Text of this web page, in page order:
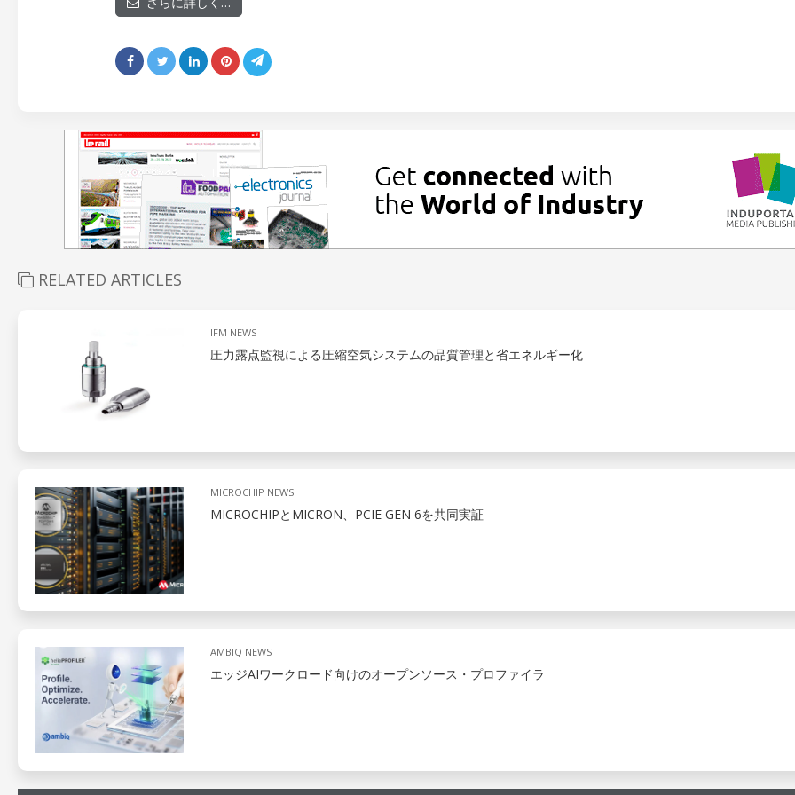
RELATED ARTICLES
IFM NEWS
圧力露点監視による圧縮空気システムの品質管理と省エネルギー化
MICROCHIP NEWS
MICROCHIPとMICRON、PCIE GEN 6を共同実証
AMBIQ NEWS
エッジAIワークロード向けのオープンソース・プロファイラ